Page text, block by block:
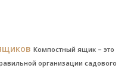
Компостный ящик – это
организации садового